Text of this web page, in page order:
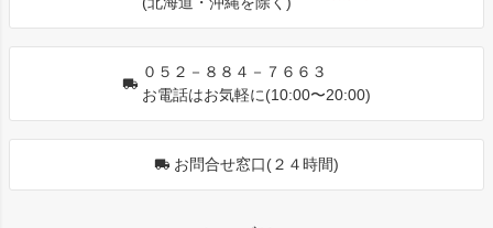
０５２－８８４－７６６３
お電話はお気軽に(10:00〜20:00)
お問合せ窓口(２４時間)